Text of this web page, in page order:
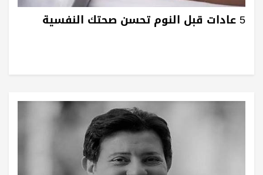
5 عادات قبل النوم تحسن صحتك النفسية